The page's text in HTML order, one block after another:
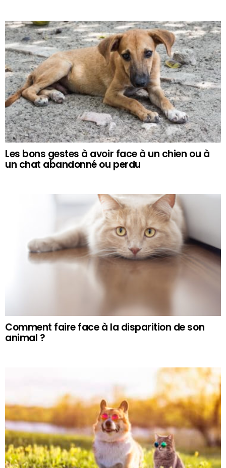
Les bons gestes à avoir face à un chien ou à
un chat abandonné ou perdu
Comment faire face à la disparition de son
animal ?